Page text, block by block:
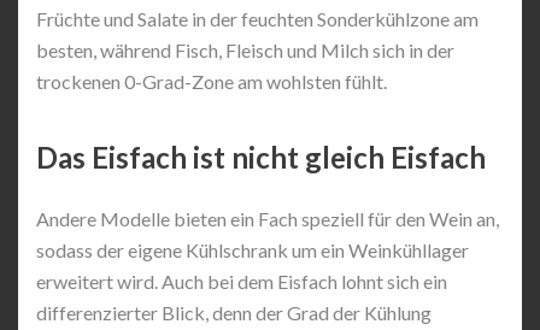
Früchte und Salate in der feuchten Sonderkühlzone am
besten, während Fisch, Fleisch und Milch sich in der
trockenen 0-Grad-Zone am wohlsten fühlt.
Das Eisfach ist nicht gleich Eisfach
Andere Modelle bieten ein Fach speziell für den Wein an,
sodass der eigene Kühlschrank um ein Weinkühllager
erweitert wird. Auch bei dem Eisfach lohnt sich ein
differenzierter Blick, denn der Grad der Kühlung